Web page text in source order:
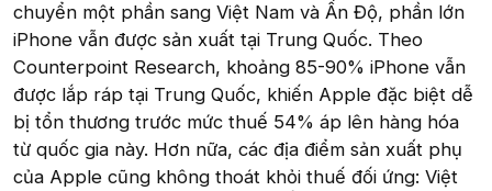
chuyển một phần sang Việt Nam và Ấn Độ, phần lớn
iPhone vẫn được sản xuất tại Trung Quốc. Theo
Counterpoint Research, khoảng 85-90% iPhone vẫn
được lắp ráp tại Trung Quốc, khiến Apple đặc biệt dễ
bị tổn thương trước mức thuế 54% áp lên hàng hóa
từ quốc gia này. Hơn nữa, các địa điểm sản xuất phụ
của Apple cũng không thoát khỏi thuế đối ứng: Việt